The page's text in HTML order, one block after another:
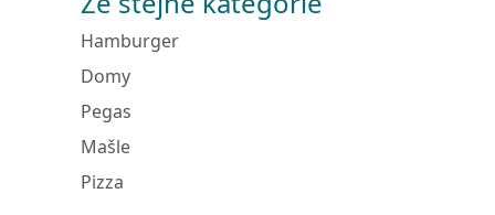
Hamburger
Domy
Pegas
Mašle
Pizza